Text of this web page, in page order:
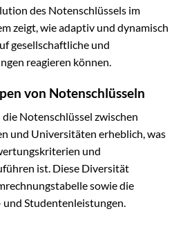
des Notenschlüssels im
zeigt, wie adaptiv und dynamisch
gesellschaftliche und
reagieren können.
von Notenschlüsseln
Notenschlüssel zwischen
und Universitäten erheblich, was
und
ist. Diese Diversität
sowie die
Studentenleistungen.